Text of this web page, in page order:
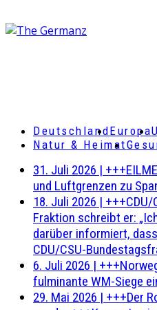
DeutschlandEuropa
Natur & Heimat
31. Juli 2026 |
und Luftgrenzen zu
18. Juli 2026 |
Fraktion schreibt er:
darüber informiert,
CDU/CSU-
6. Juli 2026 |
fulminante WM-Siege
29. Mai 2026 | +++Der